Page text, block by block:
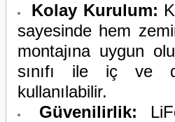
Kolay Kurulum:
sayesinde hem
montajına uygun
sınıfı ile iç ve
kullanılabilir.
Güvenilirlik: